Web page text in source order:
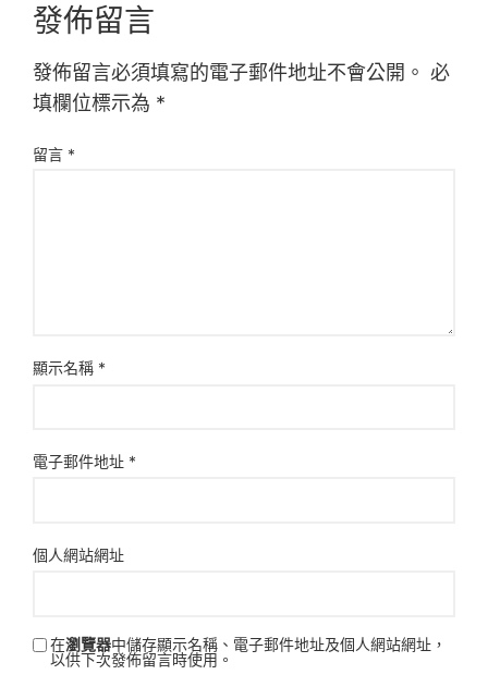
發佈留言
發佈留言必須填寫的電子郵件地址不會公開。 必
填欄位標示為 *
留言 *
顯示名稱 *
電子郵件地址 *
個人網站網址
在瀏覽器中儲存顯示名稱、電子郵件地址及個人網站網址，
以供下次發佈留言時使用。